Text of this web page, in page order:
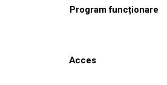
Program funcționare
Acces